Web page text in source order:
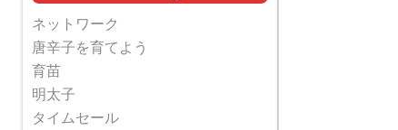
ネットワーク
唐辛子を育てよう
育苗
明太子
タイムセール